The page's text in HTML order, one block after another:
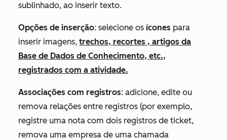
sublinhado, ao inserir texto.
Opções de inserção: selecione os ícones para
inserir imagens, trechos, recortes , artigos da
Base de Dados de Conhecimento, etc.,
registrados com a atividade.
Associações com registros: adicione, edite ou
remova relações entre registros (por exemplo,
registre uma nota com dois registros de ticket,
remova uma empresa de uma chamada